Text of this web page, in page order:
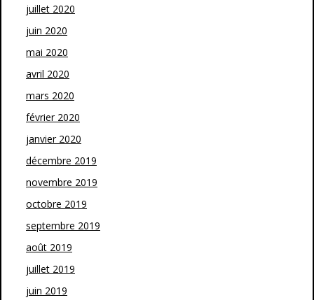
juillet 2020
juin 2020
mai 2020
avril 2020
mars 2020
février 2020
janvier 2020
décembre 2019
novembre 2019
octobre 2019
septembre 2019
août 2019
juillet 2019
juin 2019